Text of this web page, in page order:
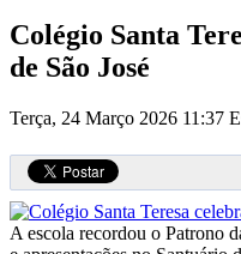
Colégio Santa
de São José
Terça, 24 Março 2026 11:37
A escola recordou o Patrono